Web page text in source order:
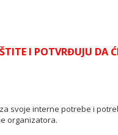
I POTVRĐUJU DA
svoje interne potrebe i
organizatora.